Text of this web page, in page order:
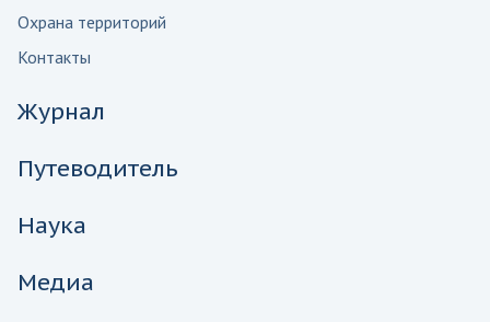
Охрана территорий
Контакты
Журнал
Путеводитель
Наука
Медиа